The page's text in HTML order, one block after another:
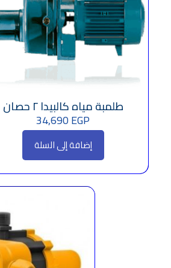
طلمبة مياه كالبيدا ٢ حصان
34,690EGP
إضافة إلى السلة